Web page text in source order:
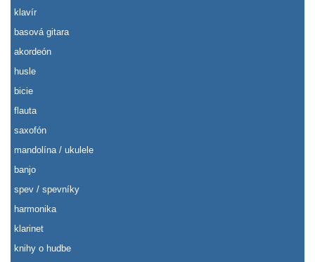
klavír
basová gitara
akordeón
husle
bicie
flauta
saxofón
mandolína / ukulele
banjo
spev / spevníky
harmonika
klarinet
knihy o hudbe